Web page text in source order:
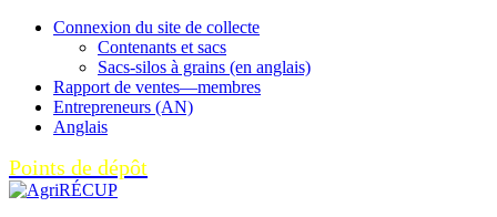
Connexion du site de collecte
Contenants et sacs
Sacs-silos à grains (en anglais)
Rapport de ventes—membres
Entrepreneurs (AN)
Anglais
Points de dépôt